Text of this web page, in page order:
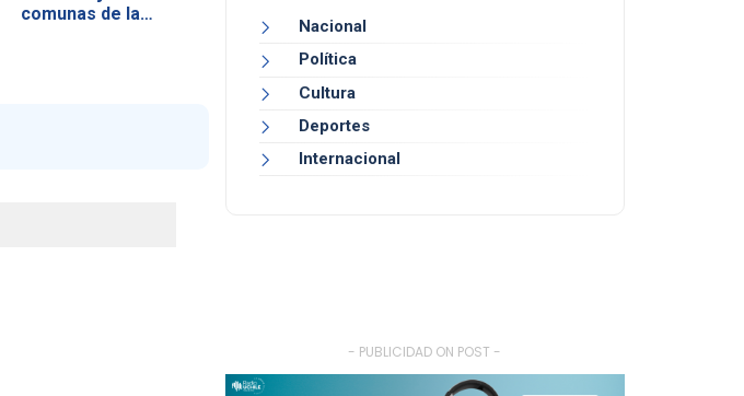
comunas de la…
Nacional
Política
Cultura
Deportes
Internacional
- PUBLICIDAD ON POST -